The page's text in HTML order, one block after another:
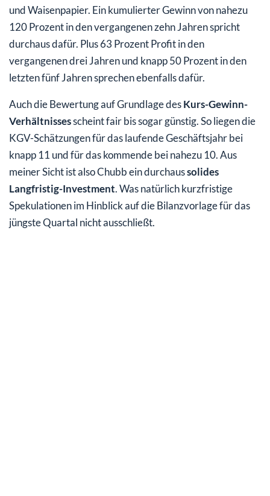
und Waisenpapier. Ein kumulierter Gewinn von nahezu
120 Prozent in den vergangenen zehn Jahren spricht
durchaus dafür. Plus 63 Prozent Profit in den
vergangenen drei Jahren und knapp 50 Prozent in den
letzten fünf Jahren sprechen ebenfalls dafür.
Auch die Bewertung auf Grundlage desKurs-Gewinn-
Verhältnissesscheint fair bis sogar günstig. So liegen die
KGV-Schätzungen für das laufende Geschäftsjahr bei
knapp 11 und für das kommende bei nahezu 10. Aus
meiner Sicht ist also Chubb ein durchaussolides
Langfristig-Investment. Was natürlich kurzfristige
Spekulationen im Hinblick auf die Bilanzvorlage für das
jüngste Quartal nicht ausschließt.